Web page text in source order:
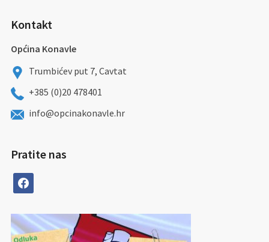
Kontakt
Općina Konavle
Trumbićev put 7, Cavtat
+385 (0)20 478401
info@opcinakonavle.hr
Pratite nas
facebook